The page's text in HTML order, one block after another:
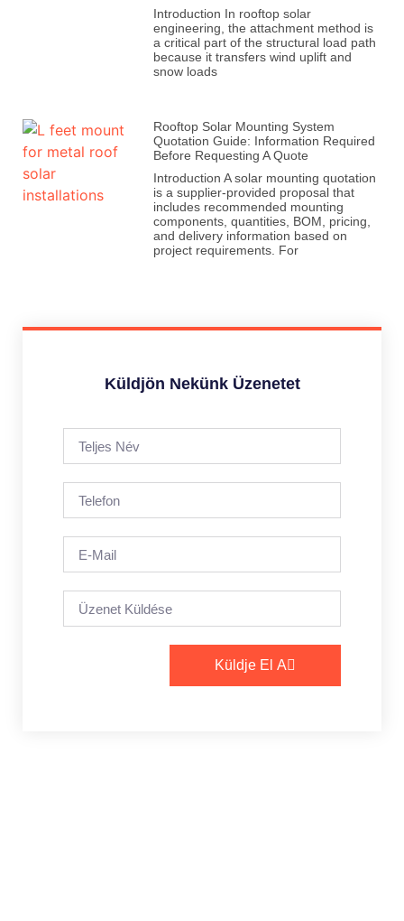
Introduction In rooftop solar
engineering, the attachment method is
a critical part of the structural load path
because it transfers wind uplift and
snow loads
Rooftop Solar Mounting System
Quotation Guide: Information Required
Before Requesting A Quote
Introduction A solar mounting quotation
is a supplier-provided proposal that
includes recommended mounting
components, quantities, BOM, pricing,
and delivery information based on
project requirements. For
Küldjön Nekünk Üzenetet
Küldje El A